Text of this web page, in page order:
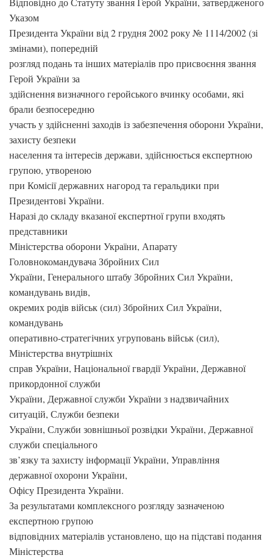
Указом
Президента України від 2 грудня 2002 року № 1114/2002 (зі
змінами), попередній
розгляд подань та інших матеріалів про присвоєння звання
Герой України за
здійснення визначного геройського вчинку особами, які
брали безпосередню
участь у здійсненні заходів із забезпечення оборони України,
захисту безпеки
населення та інтересів держави, здійснюється експертною
групою, утвореною
при Комісії державних нагород та геральдики при
Президентові України.
Наразі до складу вказаної експертної групи входять
представники
Міністерства оборони України, Апарату
Головнокомандувача Збройних Сил
України, Генерального штабу Збройних Сил України,
командувань видів,
окремих родів військ (сил) Збройних Сил України,
командувань
оперативно-стратегічних угруповань військ (сил),
Міністерства внутрішніх
справ України, Національної гвардії України, Державної
прикордонної служби
України, Державної служби України з надзвичайних
ситуацій, Служби безпеки
України, Служби зовнішньої розвідки України, Державної
служби спеціального
зв’язку та захисту інформації України, Управління
державної охорони України,
Офісу Президента України.
За результатами комплексного розгляду зазначеною
експертною групою
відповідних матеріалів установлено, що на підставі подання
Міністерства